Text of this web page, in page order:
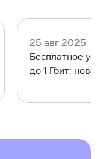
25 авг 2025
Бесплатное
до 1 Гбит: